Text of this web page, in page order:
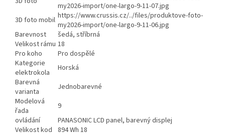
my2026-import/one-largo-9-11-07.jpg
3D foto mobil https://www.crussis.cz/../files/produktove-foto-
my2026-import/one-largo-9-11-06.jpg
Barevnost
šedá, stříbrná
Velikost rámu 18
Pro koho
Pro dospělé
Kategorie
elektrokola
Horská
Barevná
varianta
Jednobarevné
Modelová
řada
9
ovládání
PANASONIC LCD panel, barevný displej
Velikost kod 894 Wh 18